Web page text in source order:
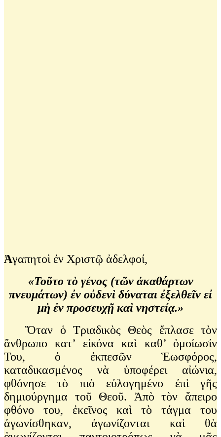
Ἀγαπητοὶ ἐν Χριστῷ ἀδελφοί,
«Τοῦτο τὸ γένος (τῶν ἀκαθάρτων
πνευμάτων) ἐν οὐδενὶ δύναται ἐξελθεῖν εἰ
μὴ ἐν προσευχῇ καὶ νηστείᾳ.»
Ὅταν ὁ Τριαδικὸς Θεὸς ἔπλασε τὸν
ἄνθρωπο κατ’ εἰκόνα καὶ καθ’ ὁμοίωσίν
Του, ὁ ἐκπεσῶν Ἑωσφόρος,
καταδικασμένος νὰ ὑποφέρει αἰώνια,
φθόνησε τὸ πιὸ εὐλογημένο ἐπὶ γῆς
δημιούργημα τοῦ Θεοῦ. Ἀπὸ τὸν ἄπειρο
φθόνο του, ἐκεῖνος καὶ τὸ τάγμα του
ἀγωνίσθηκαν, ἀγωνίζονται καὶ θὰ